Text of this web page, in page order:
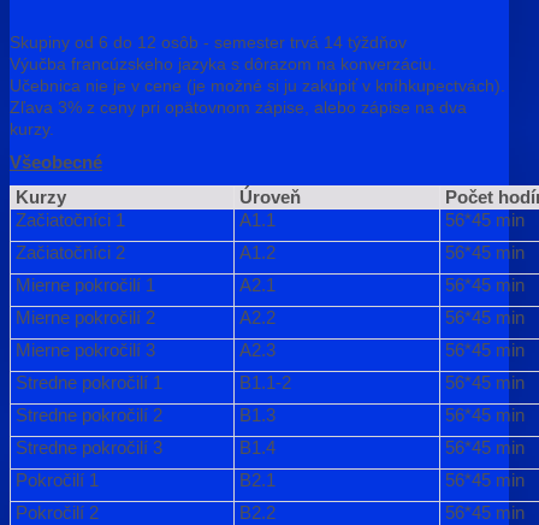
Skupiny od 6 do 12 osôb - semester trvá 14 týždňov
Výučba francúzskeho jazyka s dôrazom na konverzáciu.
Učebnica nie je v cene (je možné si ju zakúpiť v kníhkupectvách).
Zľava 3% z ceny pri opätovnom zápise, alebo zápise na dva
kurzy.
Všeobecné
Kurzy Úroveň
Počet
Začiatočníci 1
A1.1
56*45 min
Začiatočníci 2
A1.2
56*45 min
Mierne pokročilí 1
A2.1
56*45 min
Mierne pokročilí 2
A2.2
56*45 min
Mierne pokročilí 3
A2.3
56*45 min
Stredne pokročilí 1
B1.1-2
56*45 min
Stredne pokročilí 2
B1.3
56*45 min
Stredne pokročilí 3
B1.4
56*45 min
Pokročilí 1
B2.1
56*45 min
Pokročilí 2
B2.2
56*45 min